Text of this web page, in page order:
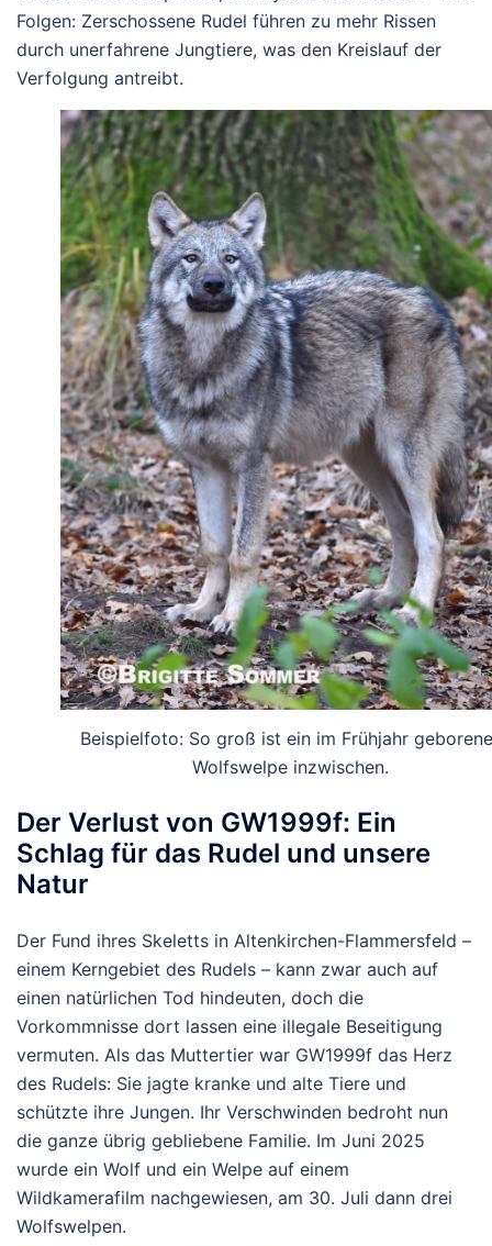
Folgen: Zerschossene Rudel führen zu mehr Rissen
durch unerfahrene Jungtiere, was den Kreislauf der
Verfolgung antreibt.
Beispielfoto: So groß ist ein im Frühjahr
Wolfswelpe inzwischen.
Der Verlust von GW1999f: Ein
Schlag für das Rudel und unsere
Natur
Der Fund ihres Skeletts in Altenkirchen-Flammersfeld –
einem Kerngebiet des Rudels – kann zwar auch auf
einen natürlichen Tod hindeuten, doch die
Vorkommnisse dort lassen eine illegale Beseitigung
vermuten. Als das Muttertier war GW1999f das Herz
des Rudels: Sie jagte kranke und alte Tiere und
schützte ihre Jungen. Ihr Verschwinden bedroht nun
die ganze übrig gebliebene Familie. Im Juni 2025
wurde ein Wolf und ein Welpe auf einem
Wildkamerafilm nachgewiesen, am 30. Juli dann drei
Wolfswelpen.